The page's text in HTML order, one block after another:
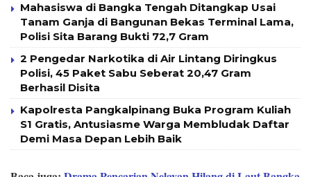
Mahasiswa di Bangka Tengah Ditangkap Usai
Tanam Ganja di Bangunan Bekas Terminal Lama,
Polisi Sita Barang Bukti 72,7 Gram
2 Pengedar Narkotika di Air Lintang Diringkus
Polisi, 45 Paket Sabu Seberat 20,47 Gram
Berhasil Disita
Kapolresta Pangkalpinang Buka Program Kuliah
S1 Gratis, Antusiasme Warga Membludak Daftar
Demi Masa Depan Lebih Baik